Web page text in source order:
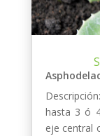
hasta 3 ó
eje central